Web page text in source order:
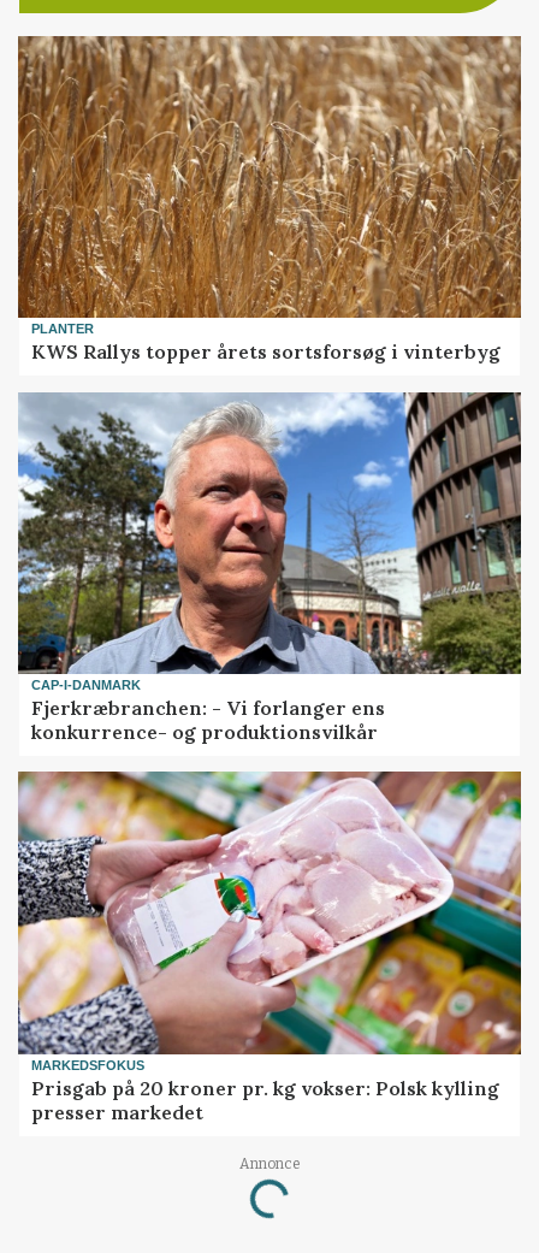
PLANTER
KWS Rallys topper årets sortsforsøg i vinterbyg
CAP-I-DANMARK
Fjerkræbranchen: - Vi forlanger ens
konkurrence- og produktionsvilkår
MARKEDSFOKUS
Prisgab på 20 kroner pr. kg vokser: Polsk kylling
presser markedet
Annonce
Loading...